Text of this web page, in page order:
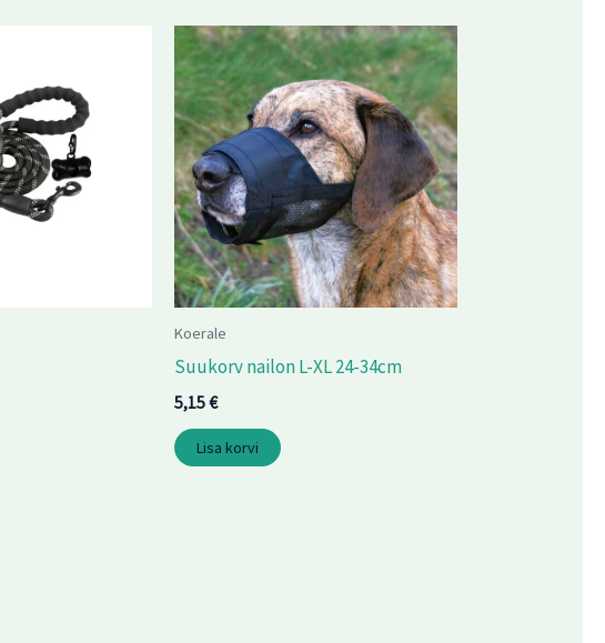
Koerale
Suukorv nailon L-XL 24-34cm
5,15€
Lisa korvi